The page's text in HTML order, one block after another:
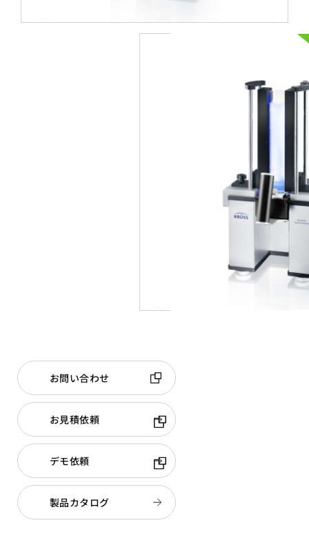
1件中1件の画像
お問い合わせ
お見積依頼
デモ依頼
製品カタログ